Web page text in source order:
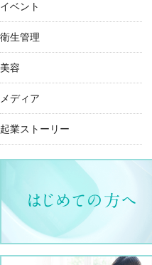
イベント
衛生管理
美容
メディア
起業ストーリー